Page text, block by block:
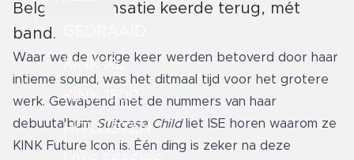
KINK XL
KINK 1500
HITLIJSTEN
Belgische sensatie keerde terug, mét
band.
Waar we de vorige keer werden betoverd door haar
intieme sound, was het ditmaal tijd voor het grotere
werk. Gewapend met de nummers van haar
debuutalbum Suitcase Childliet ISE horen waarom ze
KINK Future Icon is. Één ding is zeker na deze